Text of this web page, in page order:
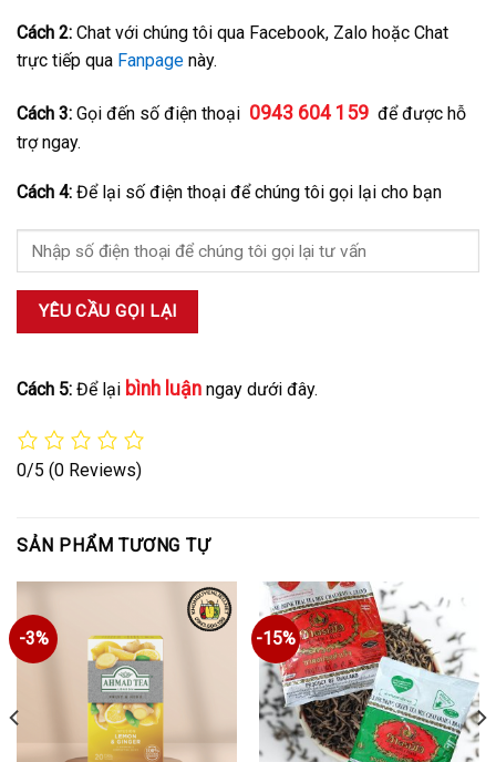
Cách 2: Chat với chúng tôi qua Facebook, Zalo hoặc Chat
trực tiếp qua Fanpage này.
Cách 3: Gọi đến số điện thoại 0943 604 159 để được hỗ
trợ ngay.
Cách 4: Để lại số điện thoại để chúng tôi gọi lại cho bạn
Cách 5: Để lại bình luận ngay dưới đây.
0/5 (0 Reviews)
SẢN PHẨM TƯƠNG TỰ
-3% -15%